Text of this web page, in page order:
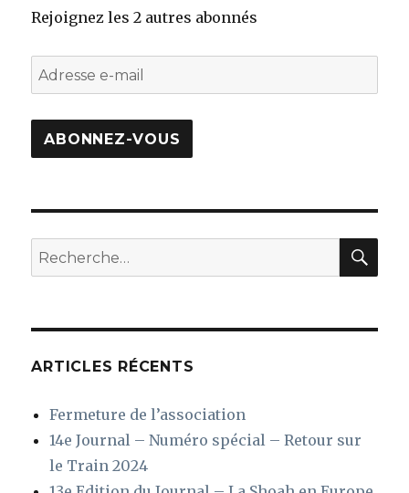
Rejoignez les 2 autres abonnés
Adresse
e-
mail
ABONNEZ-VOUS
Recherche
pour
ARTICLES RÉCENTS
Fermeture de l’association
14e Journal – Numéro spécial – Retour sur
le Train 2024